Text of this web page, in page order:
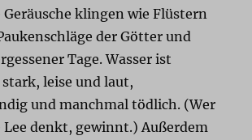
klingen wie Flüstern
der Götter und
Tage. Wasser ist
leise und laut,
und manchmal tödlich. (Wer
Lee denkt, gewinnt.) Außerdem